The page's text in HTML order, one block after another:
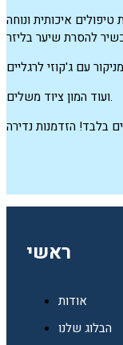
איכותית ונוחה
עם ג'קוזי לרגליים
ועוד המון ציוד משלים.
ראשי
אודות
הבלוג שלנו